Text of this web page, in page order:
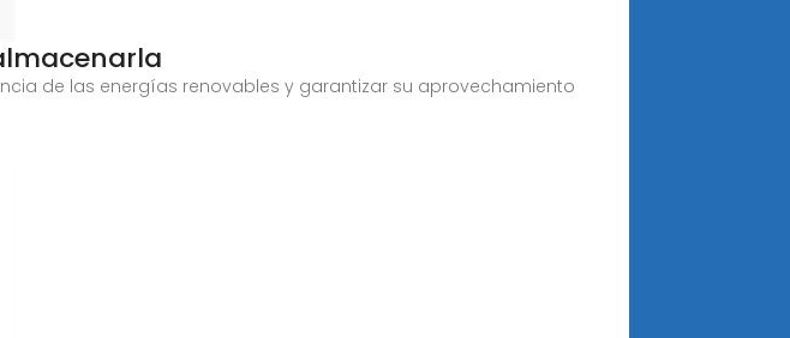
de las energías renovables y garantizar su aprovechamiento